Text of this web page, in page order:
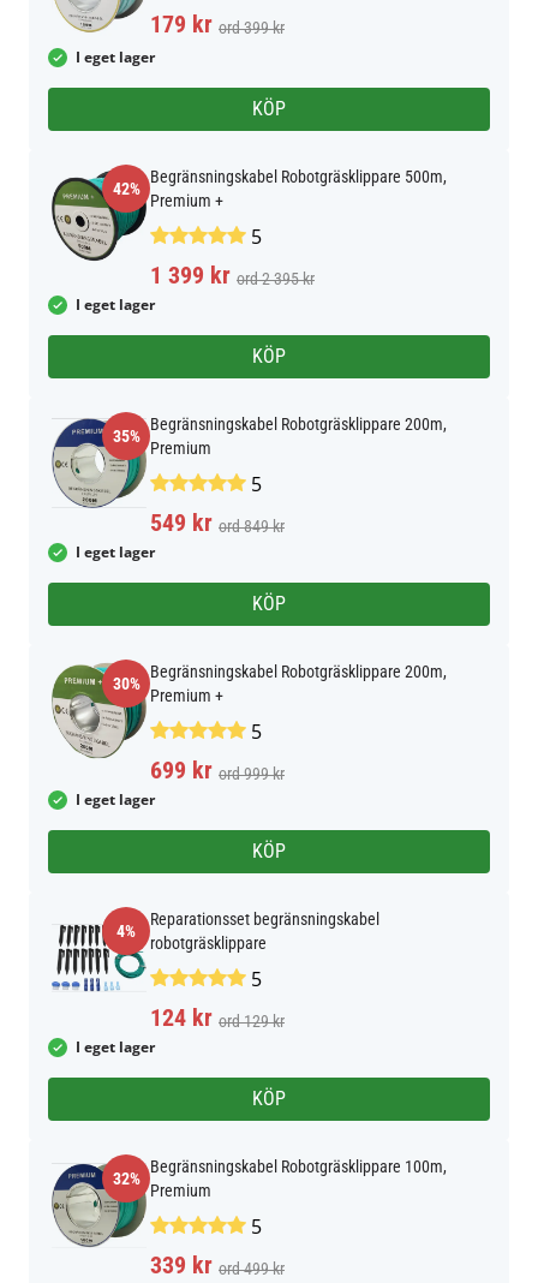
179 kr ord 399 kr
I eget lager
KÖP
42%
Begränsningskabel Robotgräsklippare 500m,
Premium +
5
1 399 kr ord 2 395 kr
I eget lager
KÖP
35%
Begränsningskabel Robotgräsklippare 200m,
Premium
5
549 kr ord 849 kr
I eget lager
KÖP
30%
Begränsningskabel Robotgräsklippare 200m,
Premium +
5
699 kr ord 999 kr
I eget lager
KÖP
4%
Reparationsset begränsningskabel
robotgräsklippare
5
124 kr ord 129 kr
I eget lager
KÖP
32%
Begränsningskabel Robotgräsklippare 100m,
Premium
5
339 kr ord 499 kr